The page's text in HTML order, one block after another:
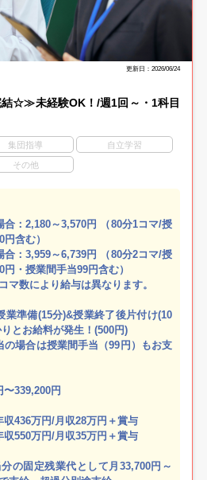
更新日：2026/06/24
☆≫未経験OK！/週1回～・1科目
集団指導 自立学習
その他
合：2,180～3,570円 （80分1コマ/授
含む）
合：3,959～6,739円 （80分2コマ/授
・授業間手当99円含む）
マ数により給与は異なります。
準備(15分)&授業終了後片付け(10
とお給料が発生！(500円)
の場合は授業間手当（99円）もお支
〜339,200円
436万円/月収28万円＋賞与
550万円/月収35万円＋賞与
の固定残業代として月33,700円～